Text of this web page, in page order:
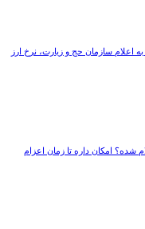
به اعلام سازمان حج و زیارت، نرخ ارز
اعلام شده؟ امکان داره تا زمان اعزام